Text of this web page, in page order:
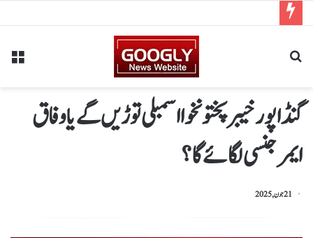
گنڈاپور خیبر پختونخوا اسمبلی توڑیں گے یا وفاق
ایمرجنسی لگائے گا؟
21 جون, 2025